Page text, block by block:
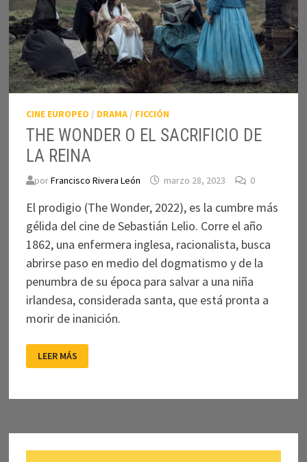
CINE EUROPEO / DRAMA/ FICCIÓN
THE WONDER O EL SACRIFICIO DE
LA REINA
porFrancisco Rivera León marzo 28, 2023 0
El prodigio (The Wonder, 2022), es la cumbre más
gélida del cine de Sebastián Lelio. Corre el año
1862, una enfermera inglesa, racionalista, busca
abrirse paso en medio del dogmatismo y de la
penumbra de su época para salvar a una niña
irlandesa, considerada santa, que está pronta a
morir de inanición.
WONDER
O
DE
LEER MÁS